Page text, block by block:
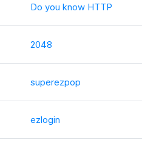
Do you know HTTP
2048
superezpop
ezlogin